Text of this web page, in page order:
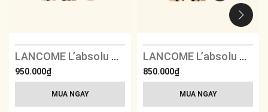
LANCOME L’absolu Rouge Intimatte - 360 Flirting Thills
950.000₫
MUA NGAY
LANCOME L’absolu Rouge Drama Matte - 292 Overdramatic
850.000₫
MUA NGAY